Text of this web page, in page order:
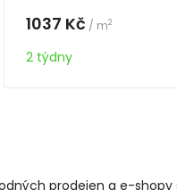
1037 Kč / m2
2 týdny
prodejen a e-